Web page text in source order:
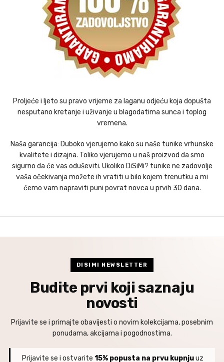
Proljeće i ljeto su pravo vrijeme za laganu odjeću koja dopušta
nesputano kretanje i uživanje u blagodatima sunca i toplog
vremena.
Naša garancija: Duboko vjerujemo kako su naše tunike vrhunske
kvalitete i dizajna. Toliko vjerujemo u naš proizvod da smo
sigurno da će vas oduševiti. Ukoliko DiSiMi? tunike ne zadovolje
vaša očekivanja možete ih vratiti u bilo kojem trenutku a mi
ćemo vam napraviti puni povrat novca u prvih 30 dana.
DISIMI NEWSLETTER
Budite prvi koji saznaju
novosti
Prijavite se i primajte obavijesti o novim kolekcijama, posebnim
ponudama, akcijama i pogodnostima.
Prijavite se i ostvarite 15% popusta na prvu kupnjuuz